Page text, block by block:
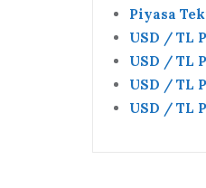
Piyasa
USD / TL
USD / TL
USD / TL
USD / TL